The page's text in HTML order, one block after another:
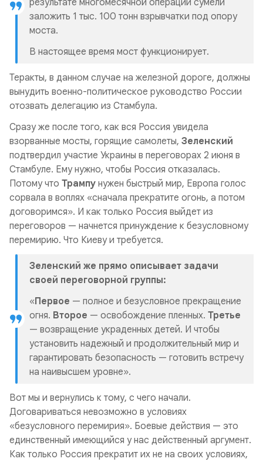
результате многомесячной операции сумели
заложить 1 тыс. 100 тонн взрывчатки под опору
моста.
В настоящее время мост функционирует.
Теракты, в данном случае на железной дороге, должны
вынудить военно-политическое руководство России
отозвать делегацию из Стамбула.
Сразу же после того, как вся Россия увидела
взорванные мосты, горящие самолеты, Зеленский
подтвердил участие Украины в переговорах 2 июня в
Стамбуле. Ему нужно, чтобы Россия отказалась.
Потому что Трампу нужен быстрый мир, Европа голос
сорвала в воплях «сначала прекратите огонь, а потом
договоримся». И как только Россия выйдет из
переговоров — начнется принуждение к безусловному
перемирию. Что Киеву и требуется.
Зеленский же прямо описывает задачи
своей переговорной группы:
«Первое — полное и безусловное прекращение
огня. Второе — освобождение пленных. Третье
— возвращение украденных детей. И чтобы
установить надежный и продолжительный мир и
гарантировать безопасность — готовить встречу
на наивысшем уровне».
Вот мы и вернулись к тому, с чего начали.
Договариваться невозможно в условиях
«безусловного перемирия». Боевые действия — это
единственный имеющийся у нас действенный аргумент.
Как только Россия прекратит их не на своих условиях,